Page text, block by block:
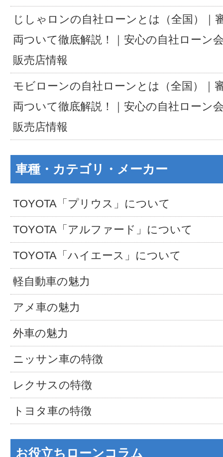
じしゃロンの自社ローンとは（全国）｜
両ついて徹底解説！｜安心の自社ローン
販売店情報
モビローンの自社ローンとは（全国）｜
両ついて徹底解説！｜安心の自社ローン
販売店情報
車種・カテゴリ・メーカー
TOYOTA「プリウス」について
TOYOTA「アルファード」について
TOYOTA「ハイエース」について
軽自動車の魅力
アメ車の魅力
外車の魅力
ニッサン車の特徴
レクサスの特徴
トヨタ車の特徴
お役立ちローンコラム